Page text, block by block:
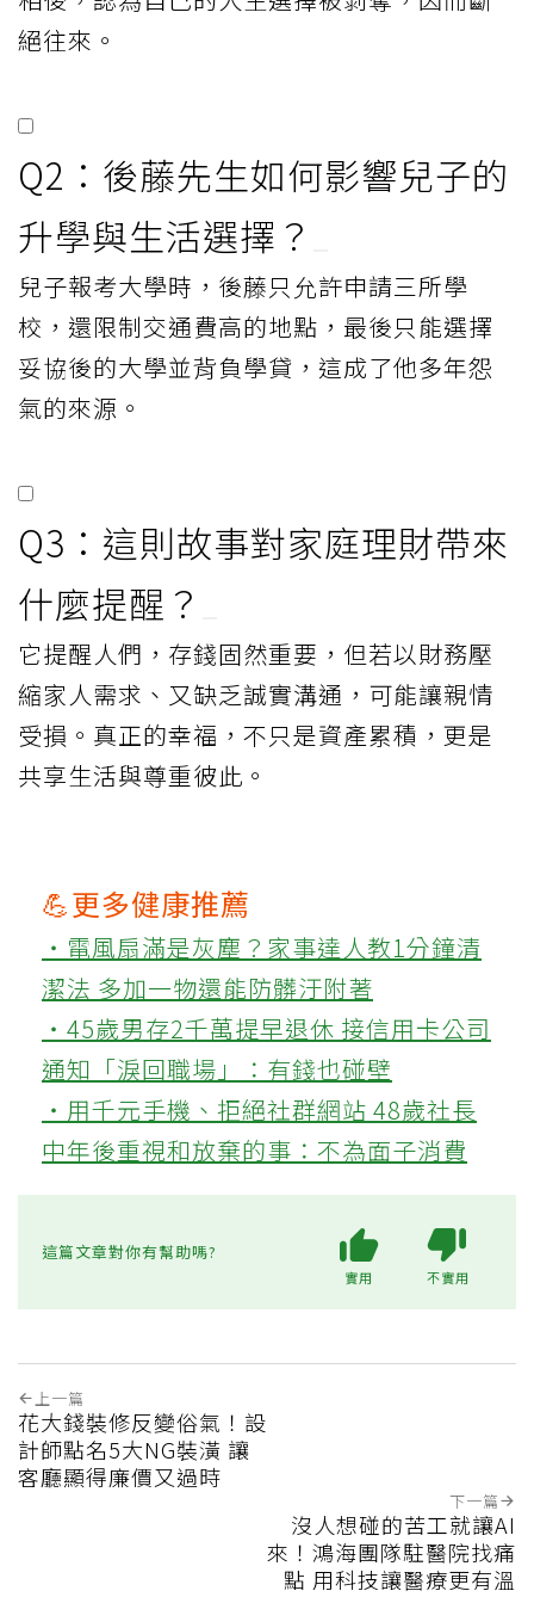
絕往來。
Q2：後藤先生如何影響兒子的
升學與生活選擇？
兒子報考大學時，後藤只允許申請三所學
校，還限制交通費高的地點，最後只能選擇
妥協後的大學並背負學貸，這成了他多年怨
氣的來源。
Q3：這則故事對家庭理財帶來
什麼提醒？
它提醒人們，存錢固然重要，但若以財務壓
縮家人需求、又缺乏誠實溝通，可能讓親情
受損。真正的幸福，不只是資產累積，更是
共享生活與尊重彼此。
💪更多健康推薦
‧電風扇滿是灰塵？家事達人教1分鐘清
潔法 多加一物還能防髒汙附著
‧45歲男存2千萬提早退休 接信用卡公司
通知「淚回職場」：有錢也碰壁
‧用千元手機、拒絕社群網站 48歲社長
中年後重視和放棄的事：不為面子消費
這篇文章對你有幫助嗎?
實用 不實用
上一篇
花大錢裝修反變俗氣！設
計師點名5大NG裝潢 讓
客廳顯得廉價又過時
下一篇
沒人想碰的苦工就讓AI
來！鴻海團隊駐醫院找痛
點 用科技讓醫療更有溫